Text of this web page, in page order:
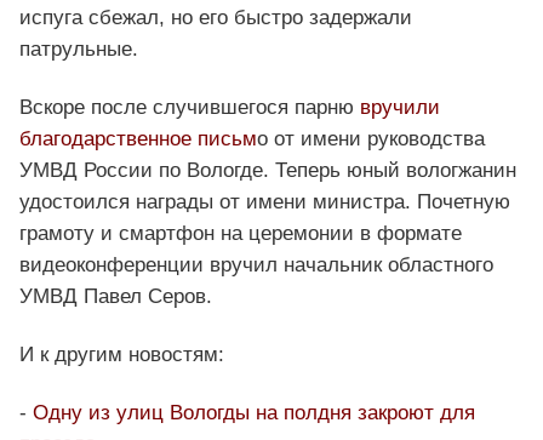
испуга сбежал, но его быстро задержали
патрульные.
Вскоре после случившегося парню вручили
благодарственное письмо от имени руководства
УМВД России по Вологде. Теперь юный вологжанин
удостоился награды от имени министра. Почетную
грамоту и смартфон на церемонии в формате
видеоконференции вручил начальник областного
УМВД Павел Серов.
И к другим новостям:
- Одну из улиц Вологды на полдня закроют для